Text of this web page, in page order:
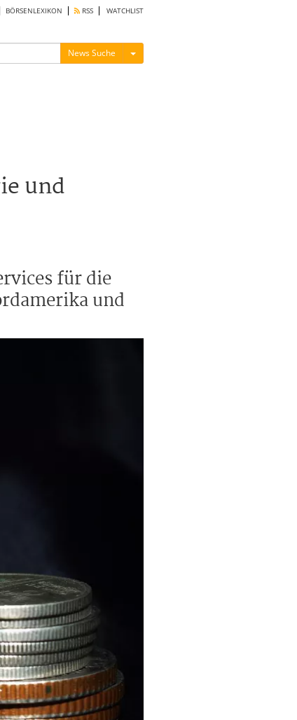
BÖRSENLEXIKON RSS WATCHLIST
News Suche Menü ein-/ausblenden
und
für die
und